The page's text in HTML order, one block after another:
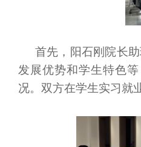
首先，阳石刚院长
发展优势和学生特色
况。双方在学生实习就